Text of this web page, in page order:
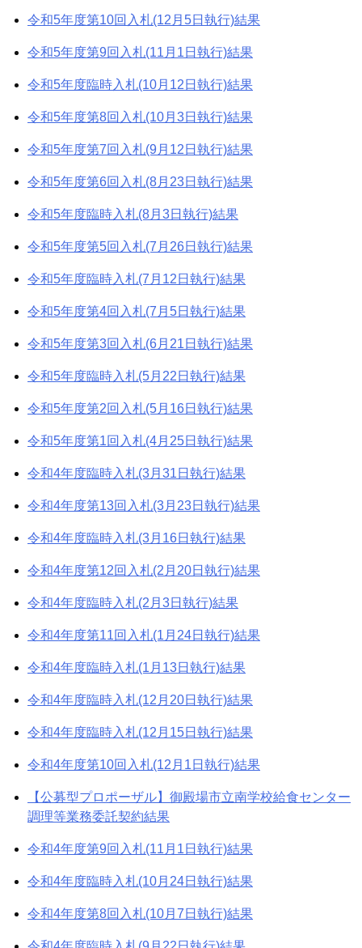
令和5年度第10回入札(12月5日執行)結果
令和5年度第9回入札(11月1日執行)結果
令和5年度臨時入札(10月12日執行)結果
令和5年度第8回入札(10月3日執行)結果
令和5年度第7回入札(9月12日執行)結果
令和5年度第6回入札(8月23日執行)結果
令和5年度臨時入札(8月3日執行)結果
令和5年度第5回入札(7月26日執行)結果
令和5年度臨時入札(7月12日執行)結果
令和5年度第4回入札(7月5日執行)結果
令和5年度第3回入札(6月21日執行)結果
令和5年度臨時入札(5月22日執行)結果
令和5年度第2回入札(5月16日執行)結果
令和5年度第1回入札(4月25日執行)結果
令和4年度臨時入札(3月31日執行)結果
令和4年度第13回入札(3月23日執行)結果
令和4年度臨時入札(3月16日執行)結果
令和4年度第12回入札(2月20日執行)結果
令和4年度臨時入札(2月3日執行)結果
令和4年度第11回入札(1月24日執行)結果
令和4年度臨時入札(1月13日執行)結果
令和4年度臨時入札(12月20日執行)結果
令和4年度臨時入札(12月15日執行)結果
令和4年度第10回入札(12月1日執行)結果
【公募型プロポーザル】御殿場市立南学校給食センター
調理等業務委託契約結果
令和4年度第9回入札(11月1日執行)結果
令和4年度臨時入札(10月24日執行)結果
令和4年度第8回入札(10月7日執行)結果